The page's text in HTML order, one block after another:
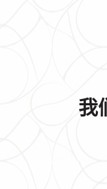
我